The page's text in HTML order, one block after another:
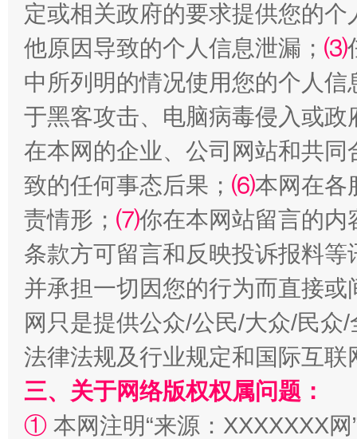
全民健身五年计划来了！等你上场
阿坝州三大球赛在茂县开幕
定或相关政府的要求提供您的个
他原因导致的个人信息泄漏； ⑶
中所列明的情况使用您的个人
于黑客攻击、电脑病毒侵入或
在本网的企业、公司网站和共
致的任何事态后果； ⑹本网在各
责情形； ⑺你在本网站留言的内
条款方可留言和反映投诉报料
并承担一切因您的行为而直接
网只是提供公众/公民/大众/民
法律法规及行业规定和国际互
三、关于网络版权权属问题：
① 本网注明“来源：XXXXXXX